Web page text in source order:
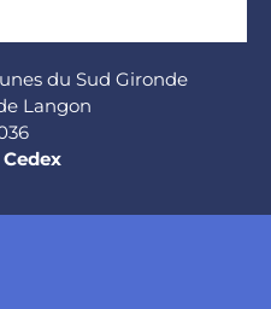
du Sud Gironde
Langon
Cedex